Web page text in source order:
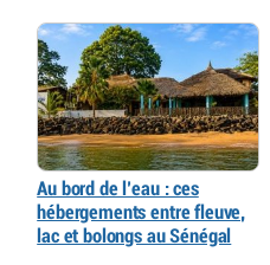
Au bord de l’eau : ces
hébergements entre fleuve,
lac et bolongs au Sénégal